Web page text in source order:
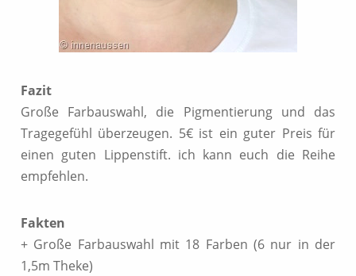
Fazit
Große Farbauswahl, die Pigmentierung und das
Tragegefühl überzeugen. 5€ ist ein guter Preis für
einen guten Lippenstift. ich kann euch die Reihe
empfehlen.
Fakten
+ Große Farbauswahl mit 18 Farben (6 nur in der
1,5m Theke)